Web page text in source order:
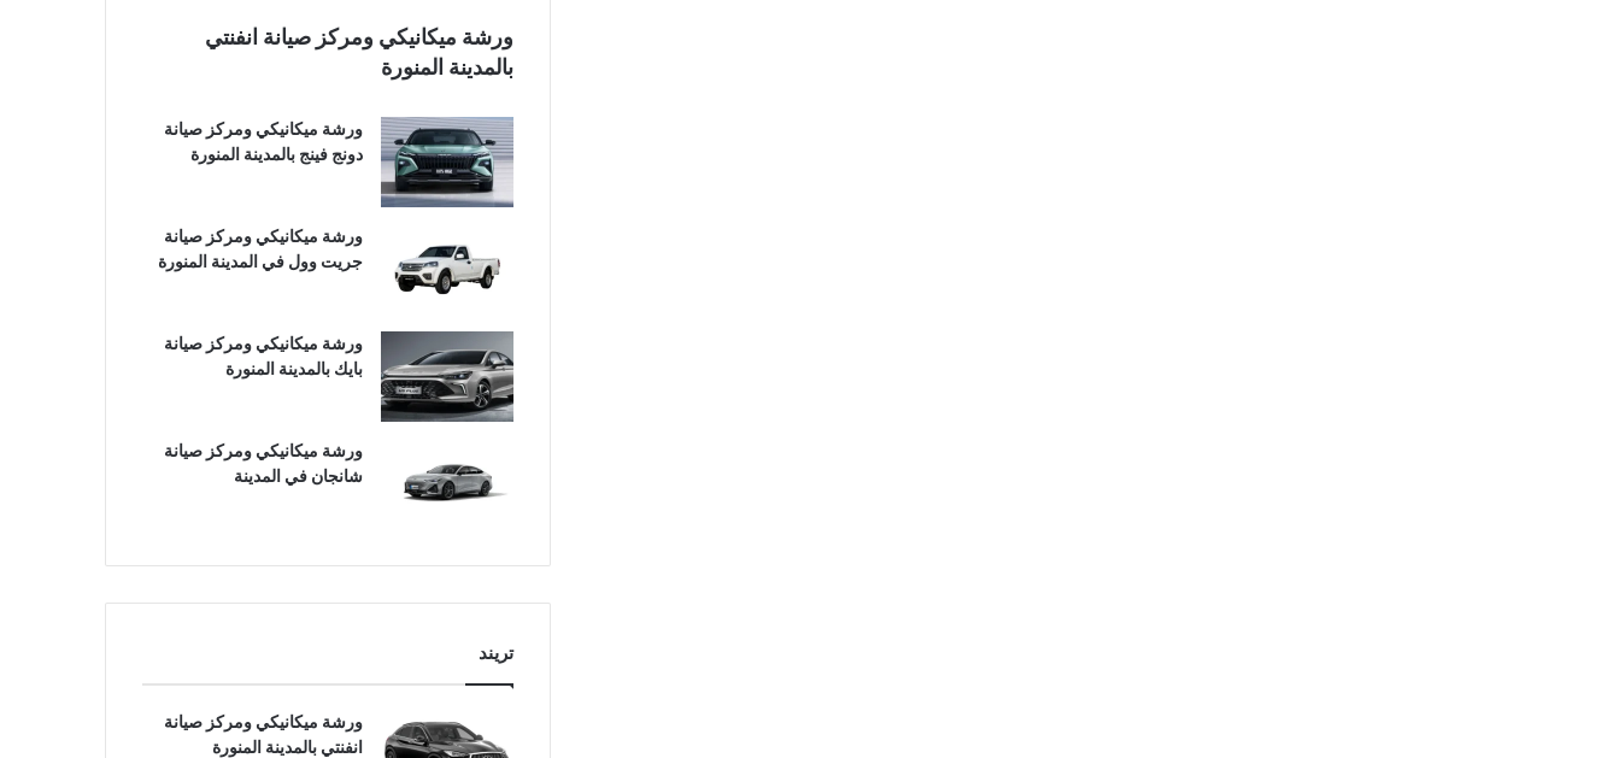
ورشة ميكانيكي ومركز صيانة انفنتي
بالمدينة المنورة
ورشة ميكانيكي ومركز صيانة
دونج فينج بالمدينة المنورة
ورشة ميكانيكي ومركز صيانة
جريت وول في المدينة المنورة
ورشة ميكانيكي ومركز صيانة
بايك بالمدينة المنورة
ورشة ميكانيكي ومركز صيانة
شانجان في المدينة
تريند
ورشة ميكانيكي ومركز صيانة
انفنتي بالمدينة المنورة